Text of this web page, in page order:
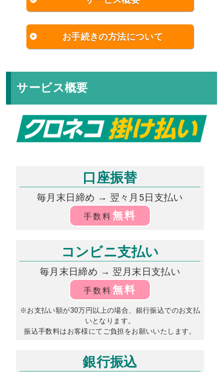
お手続きの方法について
サービス概要
口座振替
毎月末日締め → 翌々月5日支払い
手数料 無料
コンビニ支払い
毎月末日締め → 翌月末日支払い
手数料 無料
※お支払い額が30万円以上の場合、銀行振込でのお支払
いとなります。
振込手数料はお客様にてご負担をお願いいたします。
銀行振込